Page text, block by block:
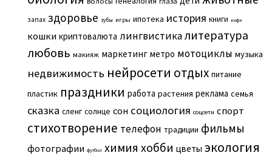
запах здоровье зубы игры ипотека история книги кофе
кошки криптовалюта лингвистикалитература
любовь макияж маркетинг метро мотоциклы музыка
недвижимость нейросети отдых питание
пластик праздники работа растения реклама семья
сказка сленг солнце сон социология соцсети спорт
стихотворение телефон традиции фильмы
фотографии футбол химия хобби цветы экология